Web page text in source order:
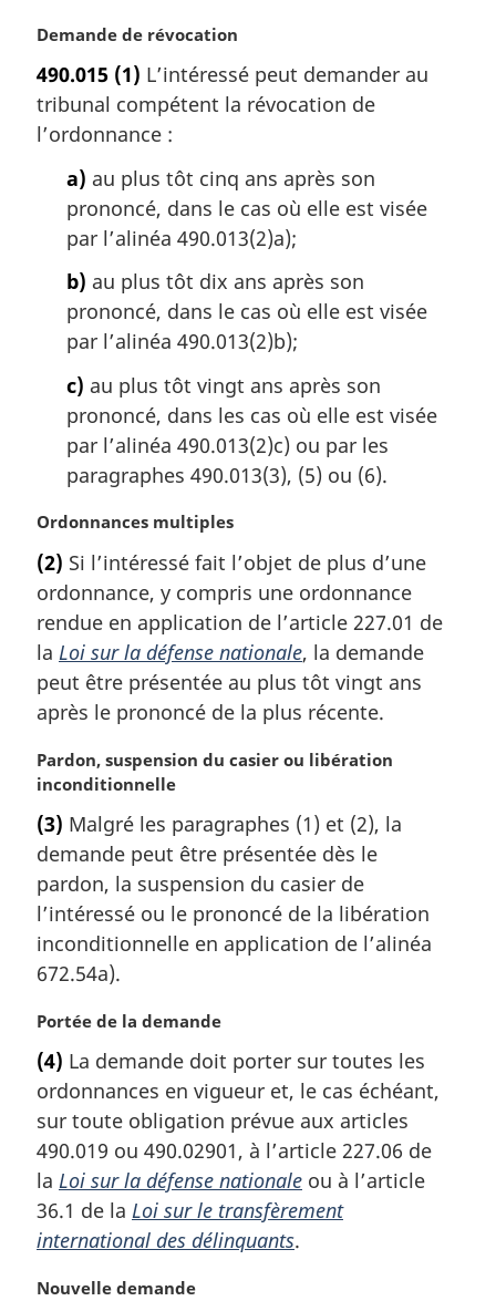
N
t
e
m
Demande de révocation
490.015 (1) L’intéressé peut demander au
tribunal compétent la révocation de
l’ordonnance :
a) au plus tôt cinq ans après son
prononcé, dans le cas où elle est visée
par l’alinéa 490.013(2)a);
b) au plus tôt dix ans après son
prononcé, dans le cas où elle est visée
par l’alinéa 490.013(2)b);
c) au plus tôt vingt ans après son
prononcé, dans les cas où elle est visée
par l’alinéa 490.013(2)c) ou par les
paragraphes 490.013(3), (5) ou (6).
N
t
e
m
a
g
i
a
l
e
:
Ordonnances multiples
(2) Si l’intéressé fait l’objet de plus d’une
ordonnance, y compris une ordonnance
rendue en application de l’article 227.01 de
la Loi sur la défense nationale, la demande
peut être présentée au plus tôt vingt ans
après le prononcé de la plus récente.
N
o
e
m
a
r
i
n
l
e
:
Pardon, suspension du casier ou libération
inconditionnelle
(3) Malgré les paragraphes (1) et (2), la
demande peut être présentée dès le
pardon, la suspension du casier de
l’intéressé ou le prononcé de la libération
inconditionnelle en application de l’alinéa
672.54a).
N
t
e
m
a
g
i
n
l
Portée de la demande
(4) La demande doit porter sur toutes les
ordonnances en vigueur et, le cas échéant,
sur toute obligation prévue aux articles
490.019 ou 490.02901, à l’article 227.06 de
la Loi sur la défense nationale ou à l’article
36.1 de la Loi sur le transfèrement
international des délinquants.
N
Nouvelle demande